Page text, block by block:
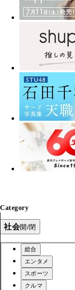
Category
社会開/閉
総合
エンタメ
スポーツ
クルマ